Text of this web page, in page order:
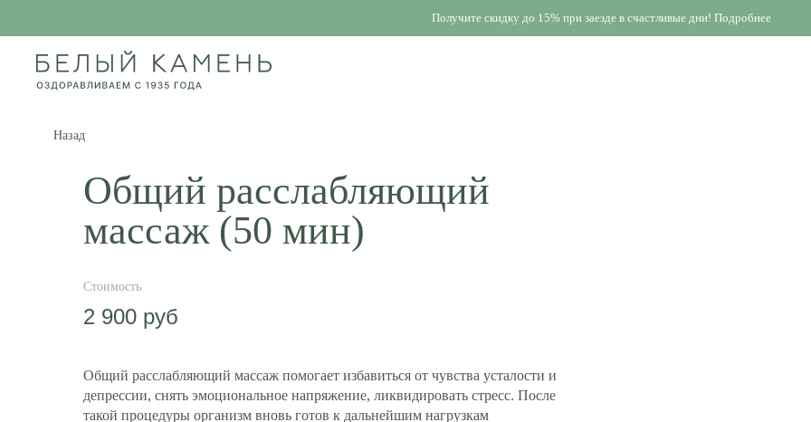
Получите скидку до 15% при заезде в счастливые дни! Подробнее
Назад
Общий расслабляющий
массаж (50 мин)
2 900 руб
Общий расслабляющий массаж помогает избавиться от чувства усталости и
депрессии, снять эмоциональное напряжение, ликвидировать стресс. После
такой процедуры организм вновь готов к дальнейшим нагрузкам